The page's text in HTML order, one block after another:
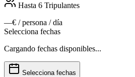
Hasta 6 Tripulantes
—€ / persona / día
Selecciona fechas
Cargando fechas disponibles...
Selecciona fechas